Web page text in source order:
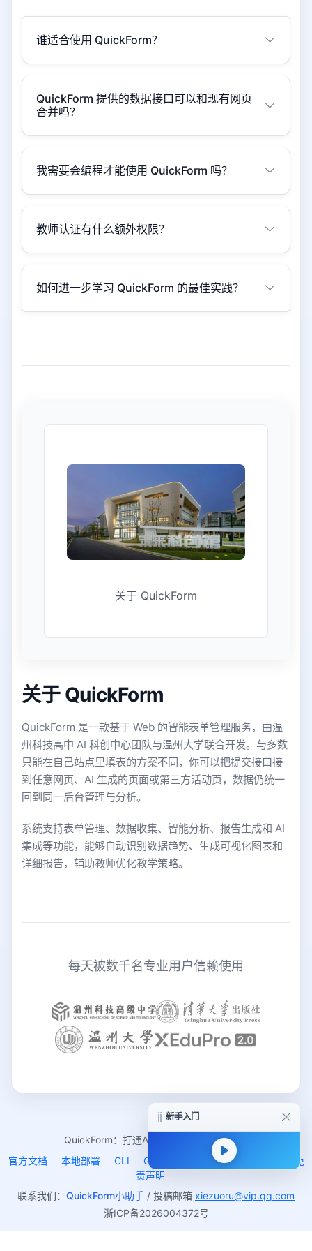
谁适合使用 QuickForm？
QuickForm 提供的数据接口可以和现有网页
合并吗？
我需要会编程才能使用 QuickForm 吗？
教师认证有什么额外权限？
如何进一步学习 QuickForm 的最佳实践？
关于 QuickForm
关于 QuickForm
QuickForm 是一款基于 Web 的智能表单管理服务，由温
州科技高中 AI 科创中心团队与温州大学联合开发。与多数
只能在自己站点里填表的方案不同，你可以把提交接口接
到任意网页、AI 生成的页面或第三方活动页，数据仍统一
回到同一后台管理与分析。
系统支持表单管理、数据收集、智能分析、报告生成和 AI
集成等功能，能够自动识别数据趋势、生成可视化图表和
详细报告，辅助教师优化教学策略。
每天被数千名专业用户信赖使用
新手入门
QuickForm：打通AI赋能教育的最后一公里
官方文档
本地部署 CLI GitHub 更新日志
免
责声明
联系我们： QuickForm小助手 / 投稿邮箱 xiezuoru@vip.qq.com
浙ICP备2026004372号